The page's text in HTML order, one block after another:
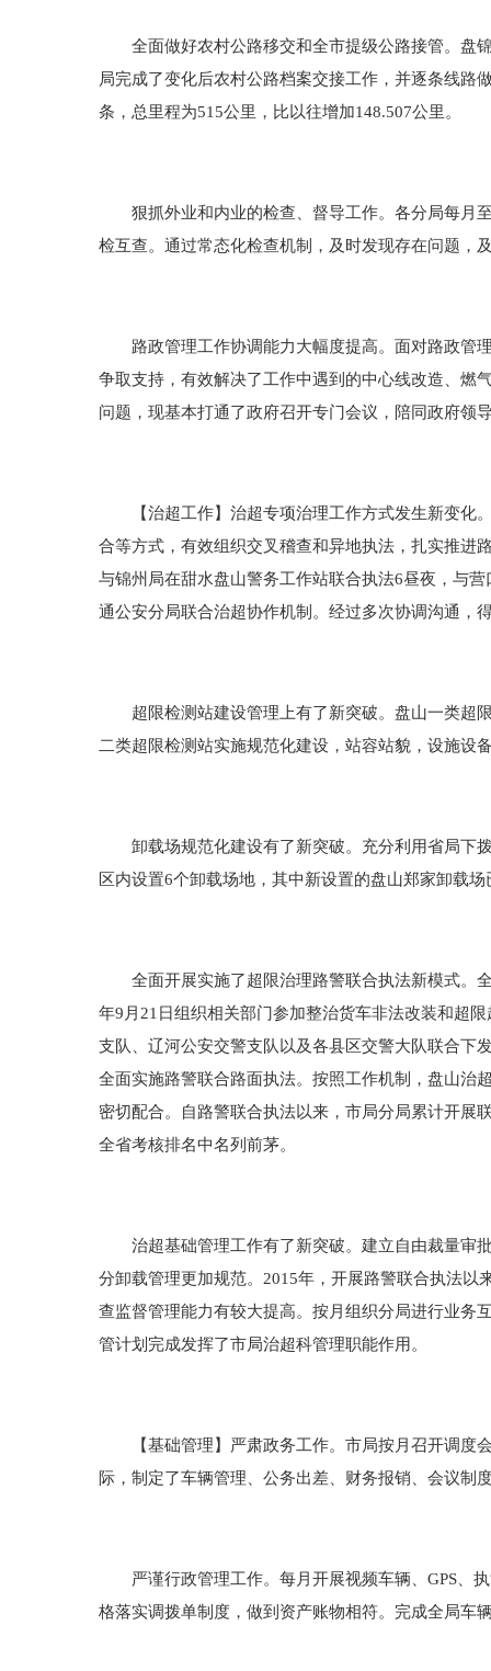
全面做好农村公路移交和全市提级公路接管。盘锦
局完成了变化后农村公路档案交接工作，并逐条线路
条，总里程为515公里，比以往增加148.507公里。
狠抓外业和内业的检查、督导工作。各分局每月至
检互查。通过常态化检查机制，及时发现存在问题，
路政管理工作协调能力大幅度提高。面对路政管理
争取支持，有效解决了工作中遇到的中心线改造、燃
问题，现基本打通了政府召开专门会议，陪同政府领
【治超工作】治超专项治理工作方式发生新变化。
合等方式，有效组织交叉稽查和异地执法，扎实推进
与锦州局在甜水盘山警务工作站联合执法6昼夜，与
通公安分局联合治超协作机制。经过多次协调沟通，
超限检测站建设管理上有了新突破。盘山一类超限
二类超限检测站实施规范化建设，站容站貌，设施设
卸载场规范化建设有了新突破。充分利用省局下拨
区内设置6个卸载场地，其中新设置的盘山郑家卸载
全面开展实施了超限治理路警联合执法新模式。全
年9月21日组织相关部门参加整治货车非法改装和超
支队、辽河公安交警支队以及各县区交警大队联合下
全面实施路警联合路面执法。按照工作机制，盘山治
密切配合。自路警联合执法以来，市局分局累计开展
全省考核排名中名列前茅。
治超基础管理工作有了新突破。建立自由裁量审批
分卸载管理更加规范。2015年，开展路警联合执法以
查监督管理能力有较大提高。按月组织分局进行业务
管计划完成发挥了市局治超科管理职能作用。
【基础管理】严肃政务工作。市局按月召开调度会
际，制定了车辆管理、公务出差、财务报销、会议制
严谨行政管理工作。每月开展视频车辆、GPS、执
格落实调拨单制度，做到资产账物相符。完成全局车